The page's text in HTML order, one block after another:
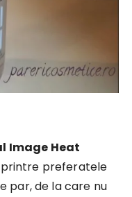
Image Heat
preferatele
par, de la care nu